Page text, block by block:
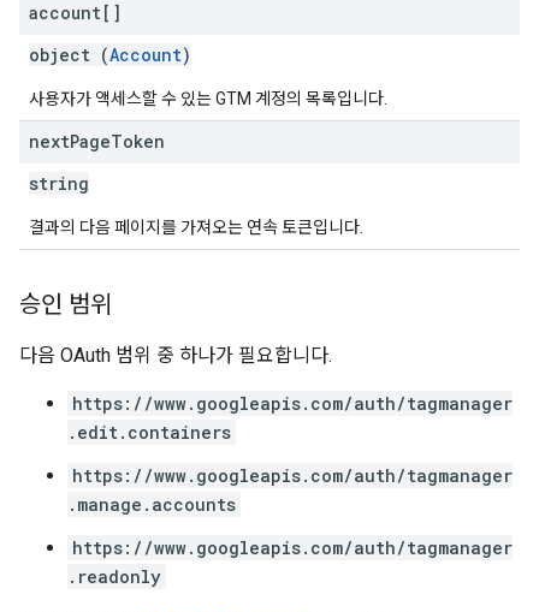
account[]
object (Account)
사용자가 액세스할 수 있는 GTM 계정의 목록입니다.
nextPageToken
string
결과의 다음 페이지를 가져오는 연속 토큰입니다.
승인 범위
다음 OAuth 범위 중 하나가 필요합니다.
https://www.googleapis.com/auth/tagmanager
.edit.containers
https://www.googleapis.com/auth/tagmanager
.manage.accounts
https://www.googleapis.com/auth/tagmanager
.readonly